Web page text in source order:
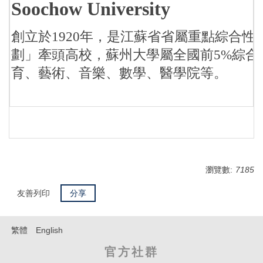
Soochow University
創立於1920年，是江蘇省省屬重點綜合
劃」牽頭高校，蘇州大學屬全國前5%綜
育、藝術、音樂、數學、醫學院等。
瀏覽數: 7185
友善列印 分享
繁體 English
官方社群